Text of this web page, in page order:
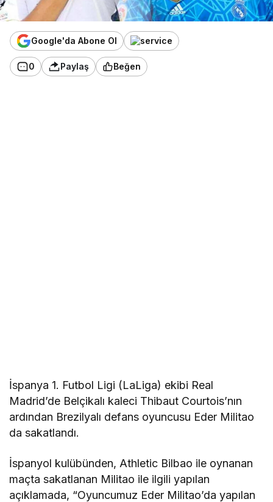
Google'da Abone Ol
0 Paylaş Beğen
İspanya 1. Futbol Ligi (LaLiga) ekibi Real
Madrid’de Belçikalı kaleci Thibaut Courtois’nın
ardından Brezilyalı defans oyuncusu Eder Militao
da sakatlandı.
İspanyol kulübünden, Athletic Bilbao ile oynanan
maçta sakatlanan Militao ile ilgili yapılan
açıklamada, “Oyuncumuz Eder Militao’da yapılan